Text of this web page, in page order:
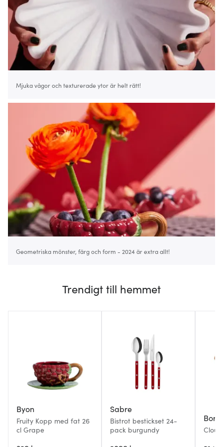
Mjuka vågor och texturerade ytor är helt rätt!
Geometriska mönster, färg och form - 2024 är extra allt!
Trendigt till hemmet
Byon
Fruity Kopp med fat 26
cl Grape
Sabre
Bistrot bestickset 24-
pack burgundy